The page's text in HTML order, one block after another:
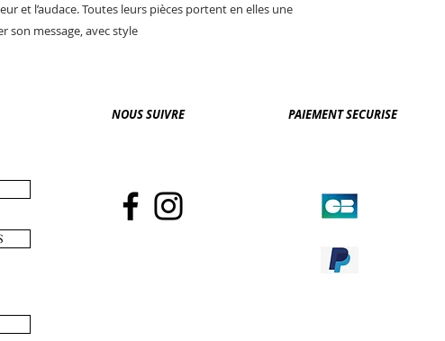
et l’audace. Toutes leurs pièces portent en elles une
son message, avec style
NOUS SUIVRE PAIEMENT SECURISE